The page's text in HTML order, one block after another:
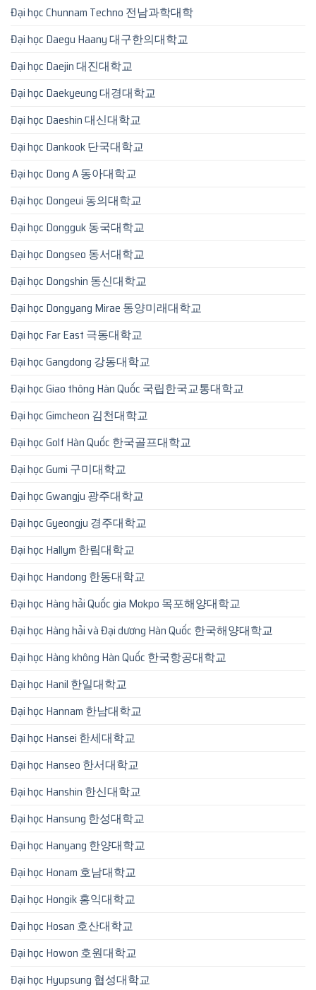
Đại học Chunnam Techno 전남과학대학
Đại học Daegu Haany 대구한의대학교
Đại học Daejin 대진대학교
Đại học Daekyeung 대경대학교
Đại học Daeshin 대신대학교
Đại học Dankook 단국대학교
Đại học Dong A 동아대학교
Đại học Dongeui 동의대학교
Đại học Dongguk 동국대학교
Đại học Dongseo 동서대학교
Đại học Dongshin 동신대학교
Đại học Dongyang Mirae 동양미래대학교
Đại học Far East 극동대학교
Đại học Gangdong 강동대학교
Đại học Giao thông Hàn Quốc 국립한국교통대학교
Đại học Gimcheon 김천대학교
Đại học Golf Hàn Quốc 한국골프대학교
Đại học Gumi 구미대학교
Đại học Gwangju 광주대학교
Đại học Gyeongju 경주대학교
Đại học Hallym 한림대학교
Đại học Handong 한동대학교
Đại học Hàng hải Quốc gia Mokpo 목포해양대학교
Đại học Hàng hải và Đại dương Hàn Quốc 한국해양대학교
Đại học Hàng không Hàn Quốc 한국항공대학교
Đại học Hanil 한일대학교
Đại học Hannam 한남대학교
Đại học Hansei 한세대학교
Đại học Hanseo 한서대학교
Đại học Hanshin 한신대학교
Đại học Hansung 한성대학교
Đại học Hanyang 한양대학교
Đại học Honam 호남대학교
Đại học Hongik 홍익대학교
Đại học Hosan 호산대학교
Đại học Howon 호원대학교
Đại học Hyupsung 협성대학교